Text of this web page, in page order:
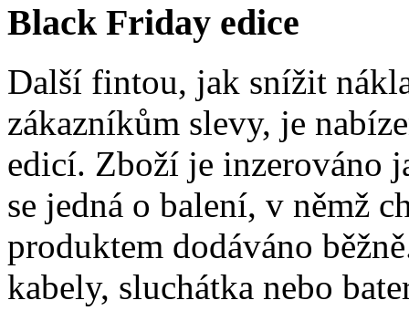
Black Friday edice
Další fintou, jak snížit
zákazníkům slevy, je
edicí. Zboží je inzerováno
se jedná o balení, v němž
produktem dodáváno
kabely, sluchátka nebo